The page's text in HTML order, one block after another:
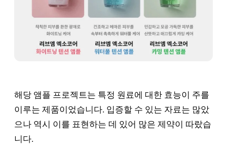
해당 앰플 프로젝트는 특정 원료에 대한 효능이 주를
이루는 제품이었습니다. 입증할 수 있는 자료는 많았
으나 역시 이를 표현하는 데 있어 많은 제약이 따랐습
니다.